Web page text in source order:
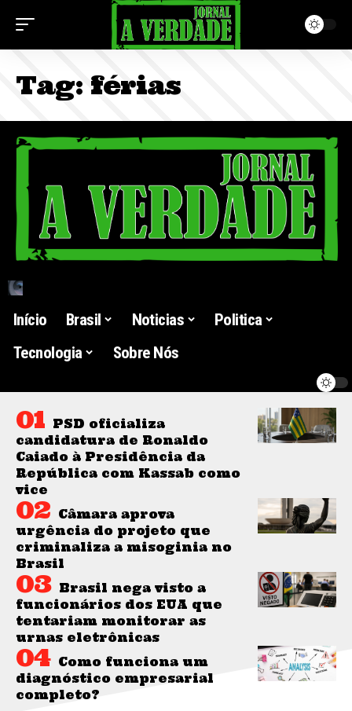
Tag: férias
Início Brasil Noticias
Politica
Tecnologia
Sobre Nós
PSD oficializa
candidatura de Ronaldo
Caiado à Presidência da
República com Kassab como
vice
Câmara aprova
urgência do projeto que
criminaliza a misoginia no
Brasil
Brasil nega visto a
funcionários dos EUA que
tentariam monitorar as
urnas eletrônicas
Como funciona um
diagnóstico empresarial
completo?